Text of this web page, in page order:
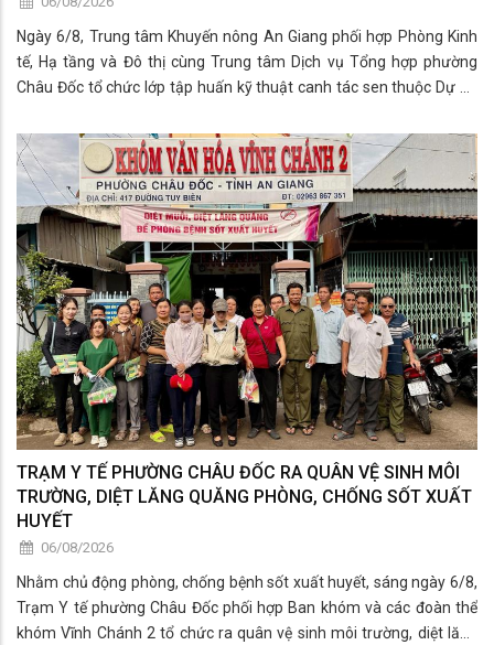
Ngày 6/8, Trung tâm Khuyến nông An Giang phối hợp Phòng Kinh
tế, Hạ tầng và Đô thị cùng Trung tâm Dịch vụ Tổng hợp phường
Châu Đốc tổ chức lớp tập huấn kỹ thuật canh tác sen thuộc Dự án
Nam” cho các hộ dân trồng sen trên địa bàn.
TRẠM Y TẾ PHƯỜNG CHÂU ĐỐC RA QUÂN VỆ SINH MÔI
TRƯỜNG, DIỆT LĂNG QUĂNG PHÒNG, CHỐNG SỐT XUẤT
HUYẾT
06/08/2026
Nhằm chủ động phòng, chống bệnh sốt xuất huyết, sáng ngày 6/8,
Trạm Y tế phường Châu Đốc phối hợp Ban khóm và các đoàn thể
khóm Vĩnh Chánh 2 tổ chức ra quân vệ sinh môi trường, diệt lăng